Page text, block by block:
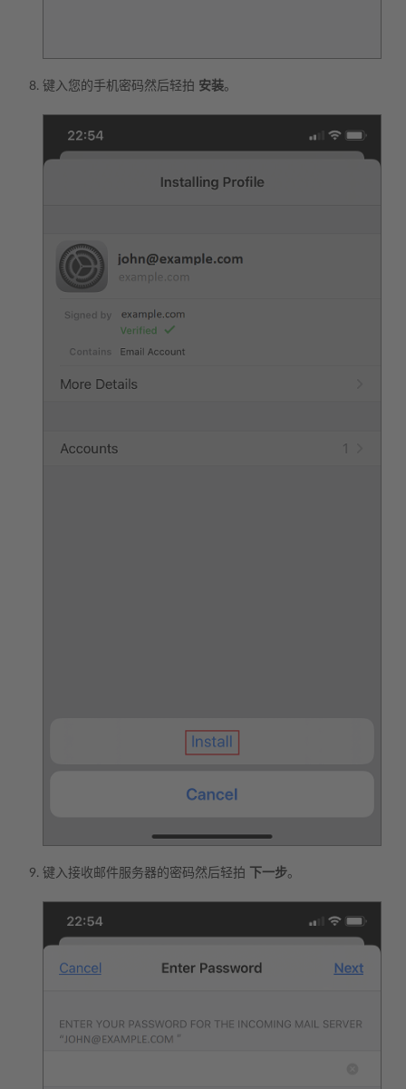
键入您的手机密码然后轻拍 安装。
键入接收邮件服务器的密码然后轻拍 下一步。